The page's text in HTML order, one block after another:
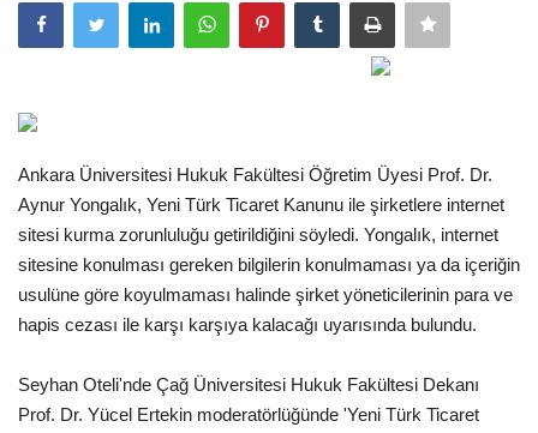
Şanlıurfa
Tekno Bilim
Ekonomi
Galeriler
Siyaset
Ankara Üniversitesi Hukuk Fakültesi Öğretim Üyesi Prof. Dr.
Aynur Yongalık, Yeni Türk Ticaret Kanunu ile şirketlere internet
sitesi kurma zorunluluğu getirildiğini söyledi. Yongalık, internet
sitesine konulması gereken bilgilerin konulmaması ya da içeriğin
usulüne göre koyulmaması halinde şirket yöneticilerinin para ve
hapis cezası ile karşı karşıya kalacağı uyarısında bulundu.
Seyhan Oteli'nde Çağ Üniversitesi Hukuk Fakültesi Dekanı
Prof. Dr. Yücel Ertekin moderatörlüğünde 'Yeni Türk Ticaret